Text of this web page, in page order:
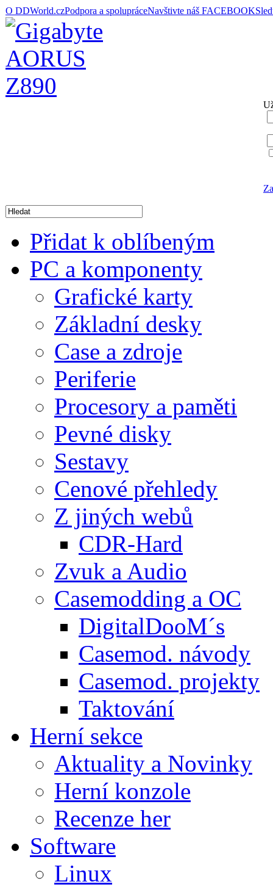
O DDWorld.czPodpora a spolupráceNavštivte náš FACEBOOK
Přidat k oblíbeným
PC a komponenty
Grafické karty
Základní desky
Case a zdroje
Periferie
Procesory a paměti
Pevné disky
Sestavy
Cenové přehledy
Z jiných webů
CDR-Hard
Zvuk a Audio
Casemodding a OC
DigitalDooM´s
Casemod. návody
Casemod. projekty
Taktování
Herní sekce
Aktuality a Novinky
Herní konzole
Recenze her
Software
Linux